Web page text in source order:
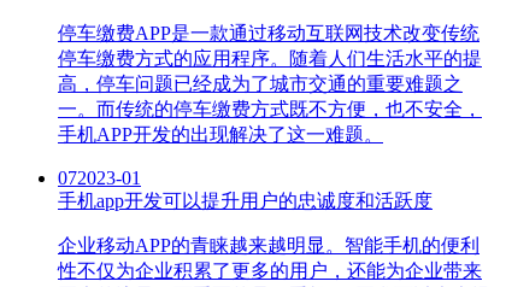
停车缴费APP是一款通过移动互联网技术改变传统
停车缴费方式的应用程序。随着人们生活水平的提
高，停车问题已经成为了城市交通的重要难题之
一。而传统的停车缴费方式既不方便，也不安全，
手机APP开发的出现解决了这一难题。
072023-01
手机app开发可以提升用户的忠诚度和活跃度
企业移动APP的青睐越来越明显。智能手机的便利
性不仅为企业积累了更多的用户，还能为企业带来